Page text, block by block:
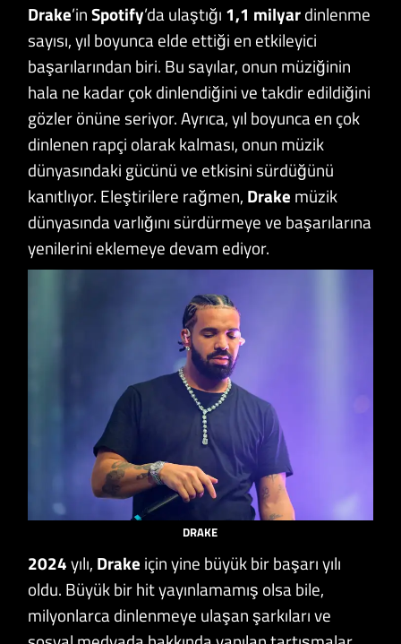
Drake’inSpotify’da ulaştığı 1,1 milyardinlenme
sayısı, yıl boyunca elde ettiği en etkileyici
başarılarından biri. Bu sayılar, onun müziğinin
hala ne kadar çok dinlendiğini ve takdir edildiğini
gözler önüne seriyor. Ayrıca, yıl boyunca en çok
dinlenen rapçi olarak kalması, onun müzik
dünyasındaki gücünü ve etkisini sürdüğünü
kanıtlıyor. Eleştirilere rağmen, Drake müzik
dünyasında varlığını sürdürmeye ve başarılarına
yenilerini eklemeye devam ediyor.
DRAKE
2024yılı, Drake için yine büyük bir başarı yılı
oldu. Büyük bir hit yayınlamamış olsa bile,
milyonlarca dinlenmeye ulaşan şarkıları ve